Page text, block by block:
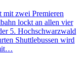
mit zwei Premieren
lockt an allen vier
5. Hochschwarzwald
Shuttlebussen wird